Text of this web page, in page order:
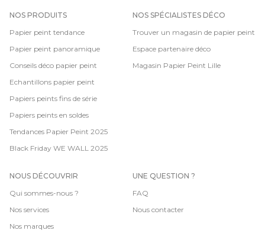
NOS PRODUITS
Papier peint tendance
Papier peint panoramique
Conseils déco papier peint
Echantillons papier peint
Papiers peints fins de série
Papiers peints en soldes
Tendances Papier Peint 2025
Black Friday WE WALL 2025
NOS SPÉCIALISTES DÉCO
Trouver un magasin de papier peint
Espace partenaire déco
Magasin Papier Peint Lille
NOUS DÉCOUVRIR
Qui sommes-nous ?
Nos services
Nos marques
UNE QUESTION ?
FAQ
Nous contacter